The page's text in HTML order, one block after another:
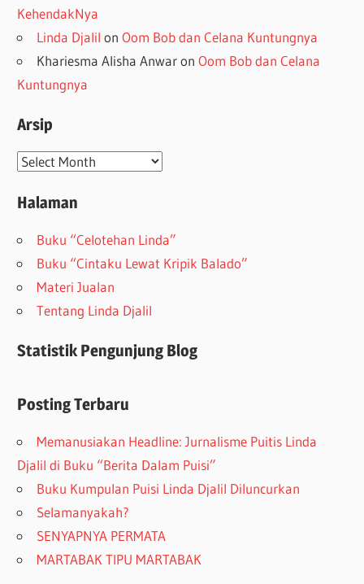
KehendakNya
Linda Djalil onOom Bob dan Celana Kuntungnya
Khariesma Alisha AnwaronOom Bob dan Celana
Kuntungnya
Arsip
Arsip
Halaman
Buku “Celotehan Linda”
Buku “Cintaku Lewat Kripik Balado”
Materi Jualan
Tentang Linda Djalil
Statistik Pengunjung Blog
Posting Terbaru
Memanusiakan Headline: Jurnalisme Puitis Linda
Djalil di Buku “Berita Dalam Puisi”
Buku Kumpulan Puisi Linda Djalil Diluncurkan
Selamanyakah?
SENYAPNYA PERMATA
MARTABAK TIPU MARTABAK